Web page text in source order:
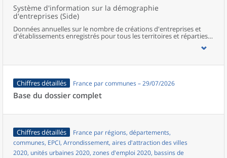
Système d'information sur la démographie
d'entreprises (Side)
Données annuelles sur le nombre de créations d'entreprises et
d'établissements enregistrés pour tous les territoires et réparties
selon le secteur d’activité et la forme légale.
Chiffres détaillés France par communes – 29/07/2026
Base du dossier complet
Chiffres détaillés
France par régions, départements,
communes, EPCI, Arrondissement, aires d'attraction des villes
2020, unités urbaines 2020, zones d'emploi 2020, bassins de